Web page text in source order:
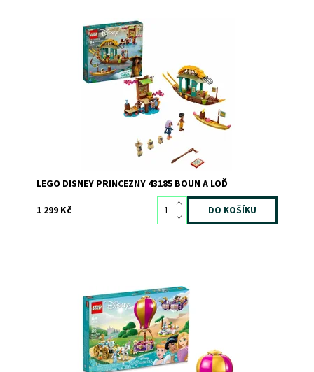
Vydejte se do vln s touto stavebnicí s modelem lodi pro
Dostupnost:
Skladem3
8179
LEGO DISNEY PRINCEZNY 43185 BOUN A LOĎ
1 299 Kč
Udělejte radost milovníkům pohádkového cestování s
touto stavebnicí s princeznami od Disneyho
Dostupnost:
Skladem3
10614
LEGO